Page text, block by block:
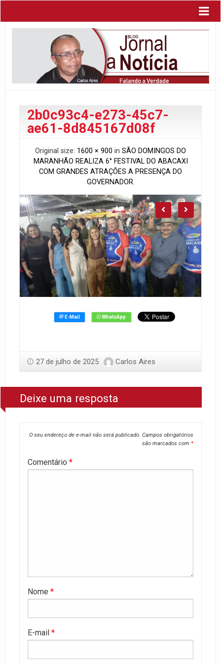
2b0c93c4-e273-45c7-
ae61-8d845167d08f
Original size: 1600 × 900 in SÃO DOMINGOS DO
MARANHÃO REALIZA 6° FESTIVAL DO ABACAXI
COM GRANDES ATRAÇÕES A PRESENÇA DO
GOVERNADOR.
27 de julho de 2025 Carlos Aires
Deixe uma resposta
O seu endereço de e-mail não será publicado. Campos obrigatórios
são marcados com *
Comentário *
Nome *
E-mail *